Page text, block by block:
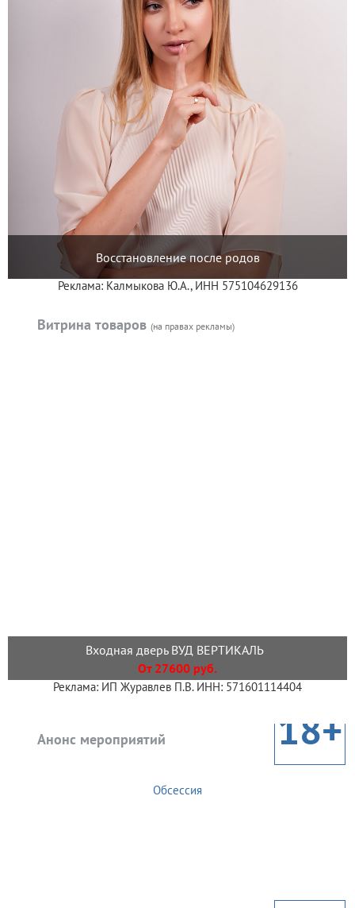
Восстановление после родов
Реклама: Калмыкова Ю.А., ИНН 575104629136
Витрина товаров (на правах рекламы)
Входная дверь ВУД ВЕРТИКАЛЬ
От 27600 руб.
Реклама: ИП Журавлев П.В. ИНН: 571601114404
Анонс мероприятий 18+
Обсессия